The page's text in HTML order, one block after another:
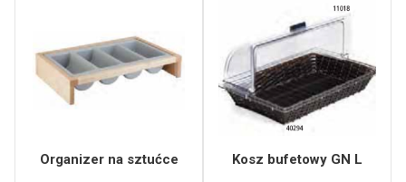
Organizer na sztućce Kosz bufetowy GN L